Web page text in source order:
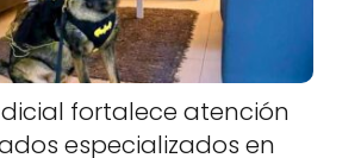
fortalece atención
especializados en